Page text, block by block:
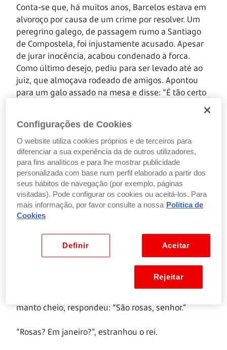
Conta-se que, há muitos anos, Barcelos estava em
alvoroço por causa de um crime por resolver. Um
peregrino galego, de passagem rumo a Santiago
de Compostela, foi injustamente acusado. Apesar
de jurar inocência, acabou condenado à forca.
Como último desejo, pediu para ser levado até ao
juiz, que almoçava rodeado de amigos. Apontou
para um galo assado na mesa e disse: “É tão certo
Dito e feito. Quando o homem subia ao cadafalso,
o galo assado ergueu-se e cantou. O juiz correu
para salvar o peregrino (que estava vivo, com a
corda lassa no pescoço). Anos depois, o homem
regressou a Barcelos e ergueu o Senhor do Galo
em agradecimento.
Milagre das Rosas
Santa Isabel, rainha de Portugal, era conhecida
pela sua bondade. Tinha por hábito dar pão aos
pobres, mesmo contra a vontade do marido, o rei
manto cheio, respondeu: “São rosas, senhor.”
“Rosas? Em janeiro?”, estranhou o rei.
Configurações de Cookies
O website utiliza cookies próprios e de terceiros para
diferenciar a sua experiência da de outros utilizadores,
para fins analíticos e para lhe mostrar publicidade
personalizada com base num perfil elaborado a partir dos
seus hábitos de navegação (por exemplo, páginas
visitadas). Pode configurar os cookies ou aceitá-los. Para
mais informação, por favor consulte a nossa Politica de
Cookies
Aceitar
Definir
Rejeitar